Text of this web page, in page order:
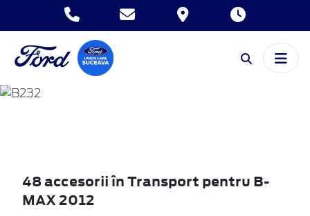
B-MAX
48 accesorii în Transport pentru B-
MAX 2012